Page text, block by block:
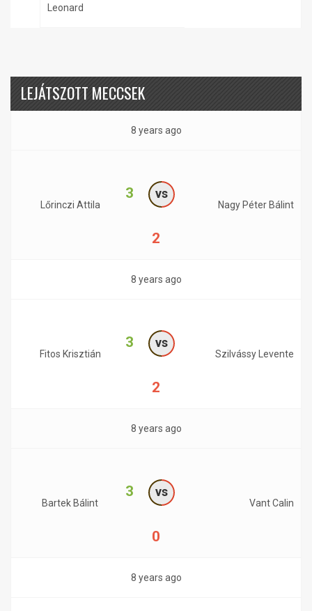
Leonard
LEJÁTSZOTT MECCSEK
8 years ago
Lőrinczi Attila
3 vs
2
Nagy Péter Bálint
8 years ago
Fitos Krisztián
3 vs
2
Szilvássy Levente
8 years ago
Bartek Bálint
3 vs
0
Vant Calin
8 years ago